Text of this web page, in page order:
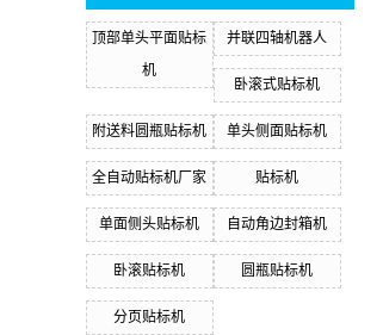
顶部单头平面贴标
机
并联四轴机器人
卧滚式贴标机
附送料圆瓶贴标机 单头侧面贴标机
全自动贴标机厂家 贴标机
单面侧头贴标机 自动角边封箱机
卧滚贴标机 圆瓶贴标机
分页贴标机